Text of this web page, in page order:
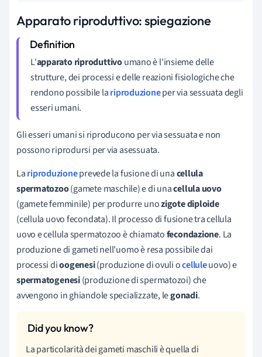
Apparato riproduttivo: spiegazione
L'apparato riproduttivoumano è l'insieme delle
strutture, dei processi e delle reazioni fisiologiche che
rendono possibile lariproduzioneper via sessuata degli
esseri umani.
Gli esseri umani si riproducono per via sessuata e non
possono riprodursi per via asessuata.
Lariproduzioneprevede la fusione di unacellula
spermatozoo(gamete maschile) e di unacellula uovo
(gamete femminile) per produrre unozigote diploide
(cellula uovo fecondata). Il processo di fusione tra cellula
uovo e cellula spermatozoo è chiamatofecondazione. La
produzione di gameti nell'uomo è resa possibile dai
processi dioogenesi(produzione di ovuli ocelluleuovo) e
spermatogenesi(produzione di spermatozoi) che
avvengono in ghiandole specializzate, legonadi.
La particolarità dei gameti maschili è quella di